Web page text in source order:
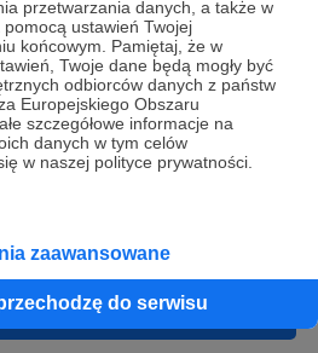
przetwarzania danych, a także w
ustawień Twojej
końcowym. Pamiętaj, że w
Twoje dane będą mogły być
odbiorców danych z państw
Europejskiego Obszaru
szczegółowe informacje na
danych w tym celów
w naszej polityce prywatności.
zaawansowane
do serwisu
usług serwisu Patronite.
drogą elektroniczną
newslettera. Opcja ta może zostać
konta.
się i przejdź dalej